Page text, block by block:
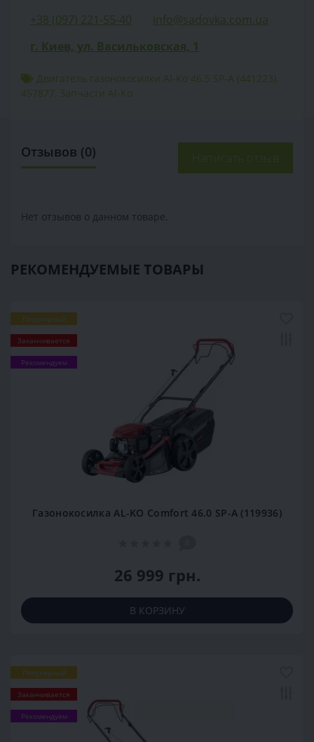
+38 (097) 221-55-40
info@sadovka.com.ua
г. Киев, ул. Васильковская, 1
Двигатель газонокосилки Al-Ko 46.5 SP-A (441223),
457877, Запчасти Al-Ko
Отзывов (0) Написать отзыв
Нет отзывов о данном товаре.
РЕКОМЕНДУЕМЫЕ ТОВАРЫ
Популярный
Заканчивается
Рекомендуем
Газонокосилка AL-KO Comfort 46.0 SP-A (119936)
26 999 грн.
В КОРЗИНУ
Популярный
Заканчивается
Рекомендуем